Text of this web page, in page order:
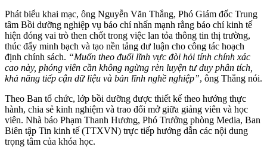
Phát biểu khai mạc, ông Nguyễn Văn Thắng, Phó Giám đốc Trung
tâm Bồi dưỡng nghiệp vụ báo chí nhấn mạnh rằng báo chí kinh tế
hiện đóng vai trò then chốt trong việc lan tỏa thông tin thị trường,
thúc đẩy minh bạch và tạo nền tảng dư luận cho công tác hoạch
định chính sách. “Muốn theo đuổi lĩnh vực đòi hỏi tính chính xác
cao này, phóng viên cần không ngừng rèn luyện tư duy phân tích,
khả năng tiếp cận dữ liệu và bản lĩnh nghề nghiệp”, ông Thắng nói.
Theo Ban tổ chức, lớp bồi dưỡng được thiết kế theo hướng thực
hành, chia sẻ kinh nghiệm và trao đổi mở giữa giảng viên và học
viên. Nhà báo Phạm Thanh Hương, Phó Trưởng phòng Media, Ban
Biên tập Tin kinh tế (TTXVN) trực tiếp hướng dẫn các nội dung
trọng tâm của khóa học.